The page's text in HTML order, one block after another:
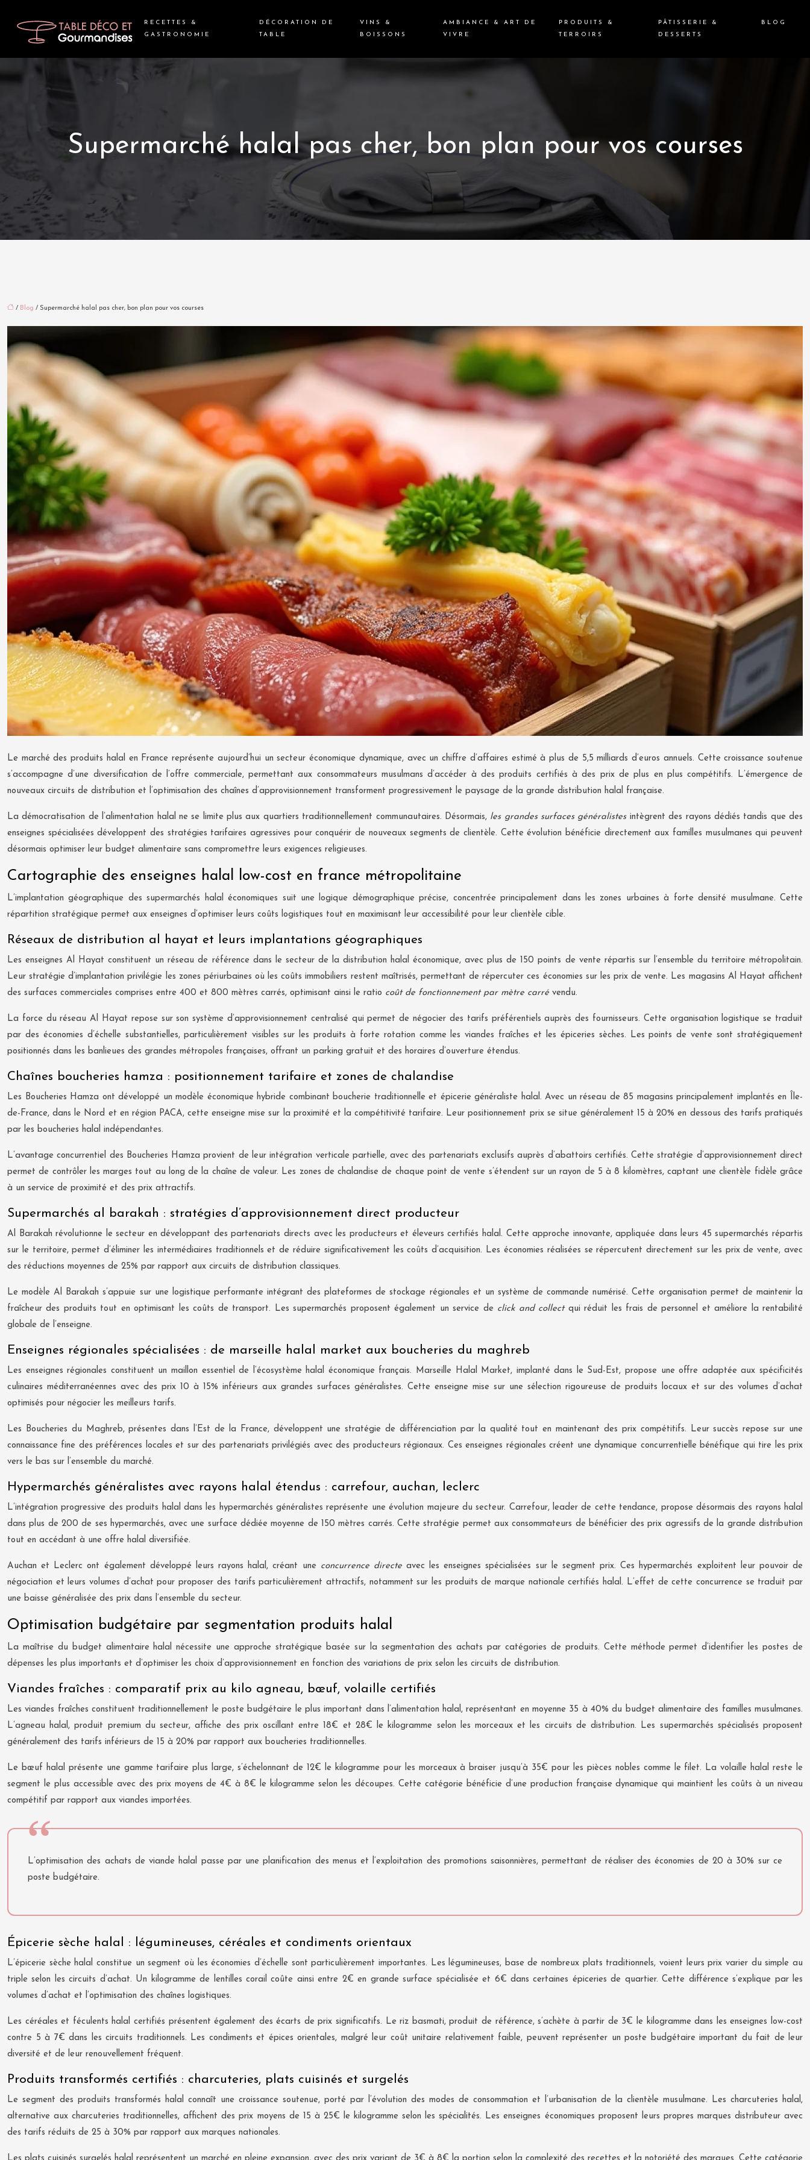
RECETTES &
GASTRONOMIE
DÉCORATION DE
TABLE
VINS &
BOISSONS
AMBIANCE & ART DE
VIVRE
PRODUITS &
TERROIRS
PÂTISSERIE &
DESSERTS
BLOG
Supermarché halal pas cher, bon plan pour vos courses
/ Blog / Supermarché halal pas cher, bon plan pour vos courses
Le marché des produits halal en France représente aujourd’hui un secteur économique dynamique, avec un chiffre d’affaires estimé à plus de 5,5 milliards d’euros annuels. Cette croissance soutenue
s’accompagne d’une diversification de l’offre commerciale, permettant aux consommateurs musulmans d’accéder à des produits certifiés à des prix de plus en plus compétitifs. L’émergence de
nouveaux circuits de distribution et l’optimisation des chaînes d’approvisionnement transforment progressivement le paysage de la grande distribution halal française.
La démocratisation de l’alimentation halal ne se limite plus aux quartiers traditionnellement communautaires. Désormais, les grandes surfaces généralistes intègrent des rayons dédiés tandis que des
enseignes spécialisées développent des stratégies tarifaires agressives pour conquérir de nouveaux segments de clientèle. Cette évolution bénéficie directement aux familles musulmanes qui peuvent
désormais optimiser leur budget alimentaire sans compromettre leurs exigences religieuses.
Cartographie des enseignes halal low-cost en france métropolitaine
L’implantation géographique des supermarchés halal économiques suit une logique démographique précise, concentrée principalement dans les zones urbaines à forte densité musulmane. Cette
répartition stratégique permet aux enseignes d’optimiser leurs coûts logistiques tout en maximisant leur accessibilité pour leur clientèle cible.
Réseaux de distribution al hayat et leurs implantations géographiques
Les enseignes Al Hayat constituent un réseau de référence dans le secteur de la distribution halal économique, avec plus de 150 points de vente répartis sur l’ensemble du territoire métropolitain.
Leur stratégie d’implantation privilégie les zones périurbaines où les coûts immobiliers restent maîtrisés, permettant de répercuter ces économies sur les prix de vente. Les magasins Al Hayat affichent
des surfaces commerciales comprises entre 400 et 800 mètres carrés, optimisant ainsi le ratio coût de fonctionnement par mètre carré vendu.
La force du réseau Al Hayat repose sur son système d’approvisionnement centralisé qui permet de négocier des tarifs préférentiels auprès des fournisseurs. Cette organisation logistique se traduit
par des économies d’échelle substantielles, particulièrement visibles sur les produits à forte rotation comme les viandes fraîches et les épiceries sèches. Les points de vente sont stratégiquement
positionnés dans les banlieues des grandes métropoles françaises, offrant un parking gratuit et des horaires d’ouverture étendus.
Chaînes boucheries hamza : positionnement tarifaire et zones de chalandise
Les Boucheries Hamza ont développé un modèle économique hybride combinant boucherie traditionnelle et épicerie généraliste halal. Avec un réseau de 85 magasins principalement implantés en Île-
de-France, dans le Nord et en région PACA, cette enseigne mise sur la proximité et la compétitivité tarifaire. Leur positionnement prix se situe généralement 15 à 20% en dessous des tarifs pratiqués
par les boucheries halal indépendantes.
L’avantage concurrentiel des Boucheries Hamza provient de leur intégration verticale partielle, avec des partenariats exclusifs auprès d’abattoirs certifiés. Cette stratégie d’approvisionnement direct
permet de contrôler les marges tout au long de la chaîne de valeur. Les zones de chalandise de chaque point de vente s’étendent sur un rayon de 5 à 8 kilomètres, captant une clientèle fidèle grâce
à un service de proximité et des prix attractifs.
Supermarchés al barakah : stratégies d’approvisionnement direct producteur
Al Barakah révolutionne le secteur en développant des partenariats directs avec les producteurs et éleveurs certifiés halal. Cette approche innovante, appliquée dans leurs 45 supermarchés répartis
sur le territoire, permet d’éliminer les intermédiaires traditionnels et de réduire significativement les coûts d’acquisition. Les économies réalisées se répercutent directement sur les prix de vente, avec
des réductions moyennes de 25% par rapport aux circuits de distribution classiques.
Le modèle Al Barakah s’appuie sur une logistique performante intégrant des plateformes de stockage régionales et un système de commande numérisé. Cette organisation permet de maintenir la
fraîcheur des produits tout en optimisant les coûts de transport. Les supermarchés proposent également un service de click and collect qui réduit les frais de personnel et améliore la rentabilité
globale de l’enseigne.
Enseignes régionales spécialisées : de marseille halal market aux boucheries du maghreb
Les enseignes régionales constituent un maillon essentiel de l’écosystème halal économique français. Marseille Halal Market, implanté dans le Sud-Est, propose une offre adaptée aux spécificités
culinaires méditerranéennes avec des prix 10 à 15% inférieurs aux grandes surfaces généralistes. Cette enseigne mise sur une sélection rigoureuse de produits locaux et sur des volumes d’achat
optimisés pour négocier les meilleurs tarifs.
Les Boucheries du Maghreb, présentes dans l’Est de la France, développent une stratégie de différenciation par la qualité tout en maintenant des prix compétitifs. Leur succès repose sur une
connaissance fine des préférences locales et sur des partenariats privilégiés avec des producteurs régionaux. Ces enseignes régionales créent une dynamique concurrentielle bénéfique qui tire les prix
vers le bas sur l’ensemble du marché.
Hypermarchés généralistes avec rayons halal étendus : carrefour, auchan, leclerc
L’intégration progressive des produits halal dans les hypermarchés généralistes représente une évolution majeure du secteur. Carrefour, leader de cette tendance, propose désormais des rayons halal
dans plus de 200 de ses hypermarchés, avec une surface dédiée moyenne de 150 mètres carrés. Cette stratégie permet aux consommateurs de bénéficier des prix agressifs de la grande distribution
tout en accédant à une offre halal diversifiée.
Auchan et Leclerc ont également développé leurs rayons halal, créant une concurrence directeavec les enseignes spécialisées sur le segment prix. Ces hypermarchés exploitent leur pouvoir de
négociation et leurs volumes d’achat pour proposer des tarifs particulièrement attractifs, notamment sur les produits de marque nationale certifiés halal. L’effet de cette concurrence se traduit par
une baisse généralisée des prix dans l’ensemble du secteur.
Optimisation budgétaire par segmentation produits halal
La maîtrise du budget alimentaire halal nécessite une approche stratégique basée sur la segmentation des achats par catégories de produits. Cette méthode permet d’identifier les postes de
dépenses les plus importants et d’optimiser les choix d’approvisionnement en fonction des variations de prix selon les circuits de distribution.
Viandes fraîches : comparatif prix au kilo agneau, bœuf, volaille certifiés
Les viandes fraîches constituent traditionnellement le poste budgétaire le plus important dans l’alimentation halal, représentant en moyenne 35 à 40% du budget alimentaire des familles musulmanes.
L’agneau halal, produit premium du secteur, affiche des prix oscillant entre 18€ et 28€ le kilogramme selon les morceaux et les circuits de distribution. Les supermarchés spécialisés proposent
généralement des tarifs inférieurs de 15 à 20% par rapport aux boucheries traditionnelles.
Le bœuf halal présente une gamme tarifaire plus large, s’échelonnant de 12€ le kilogramme pour les morceaux à braiser jusqu’à 35€ pour les pièces nobles comme le filet. La volaille halal reste le
segment le plus accessible avec des prix moyens de 4€ à 8€ le kilogramme selon les découpes. Cette catégorie bénéficie d’une production française dynamique qui maintient les coûts à un niveau
compétitif par rapport aux viandes importées.
L’optimisation des achats de viande halal passe par une planification des menus et l’exploitation des promotions saisonnières, permettant de réaliser des économies de 20 à 30% sur ce
poste budgétaire.
Épicerie sèche halal : légumineuses, céréales et condiments orientaux
L’épicerie sèche halal constitue un segment où les économies d’échelle sont particulièrement importantes. Les légumineuses, base de nombreux plats traditionnels, voient leurs prix varier du simple au
triple selon les circuits d’achat. Un kilogramme de lentilles corail coûte ainsi entre 2€ en grande surface spécialisée et 6€ dans certaines épiceries de quartier. Cette différence s’explique par les
volumes d’achat et l’optimisation des chaînes logistiques.
Les céréales et féculents halal certifiés présentent également des écarts de prix significatifs. Le riz basmati, produit de référence, s’achète à partir de 3€ le kilogramme dans les enseignes low-cost
contre 5 à 7€ dans les circuits traditionnels. Les condiments et épices orientales, malgré leur coût unitaire relativement faible, peuvent représenter un poste budgétaire important du fait de leur
diversité et de leur renouvellement fréquent.
Produits transformés certifiés : charcuteries, plats cuisinés et surgelés
Le segment des produits transformés halal connaît une croissance soutenue, porté par l’évolution des modes de consommation et l’urbanisation de la clientèle musulmane. Les charcuteries halal,
alternative aux charcuteries traditionnelles, affichent des prix moyens de 15 à 25€ le kilogramme selon les spécialités. Les enseignes économiques proposent leurs propres marques distributeur avec
des tarifs réduits de 25 à 30% par rapport aux marques nationales.